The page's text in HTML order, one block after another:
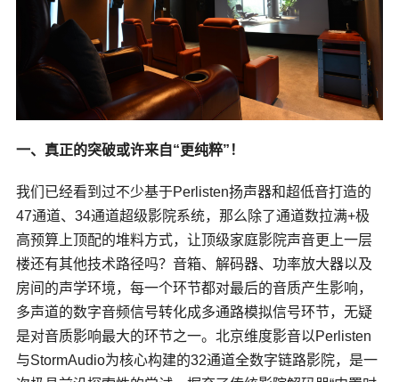
一、 真正的突破或许来自“更纯粹”！
我们已经看到过不少基于Perlisten扬声器和超低音打造的
47通道、34通道超级影院系统，那么除了通道数拉满+极
高预算上顶配的堆料方式，让顶级家庭影院声音更上一层
楼还有其他技术路径吗？音箱、解码器、功率放大器以及
房间的声学环境，每一个环节都对最后的音质产生影响，
多声道的数字音频信号转化成多通路模拟信号环节，无疑
是对音质影响最大的环节之一。北京维度影音以Perlisten
与StormAudio为核心构建的32通道全数字链路影院，是一